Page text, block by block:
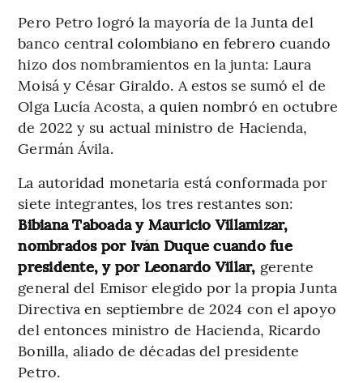
Pero Petro logró la mayoría de la Junta del
banco central colombiano en febrero cuando
hizo dos nombramientos en la junta: Laura
Moisá y César Giraldo. A estos se sumó el de
Olga Lucía Acosta, a quien nombró en octubre
de 2022 y su actual ministro de Hacienda,
Germán Ávila.
La autoridad monetaria está conformada por
siete integrantes, los tres restantes son:
Bibiana Taboada y Mauricio Villamizar,
nombrados por Iván Duque cuando fue
presidente, y por Leonardo Villar, gerente
general del Emisor elegido por la propia Junta
Directiva en septiembre de 2024 con el apoyo
del entonces ministro de Hacienda, Ricardo
Bonilla, aliado de décadas del presidente
Petro.